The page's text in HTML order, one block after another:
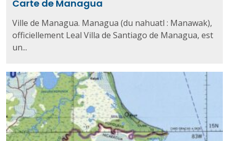
Carte de Managua
Ville de Managua. Managua (du nahuatl : Manawak),
officiellement Leal Villa de Santiago de Managua, est
un...